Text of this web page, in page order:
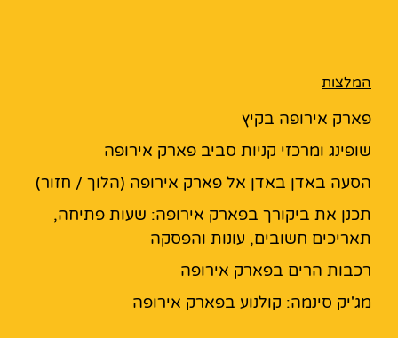
המלצות
פארק אירופה בקיץ
שופינג ומרכזי קניות סביב פארק אירופה
הסעה באדן באדן אל פארק אירופה (הלוך / חזור)
תכנן את ביקורך בפארק אירופה: שעות פתיחה,
תאריכים חשובים, עונות והפסקה
רכבות הרים בפארק אירופה
מג'יק סינמה: קולנוע בפארק אירופה